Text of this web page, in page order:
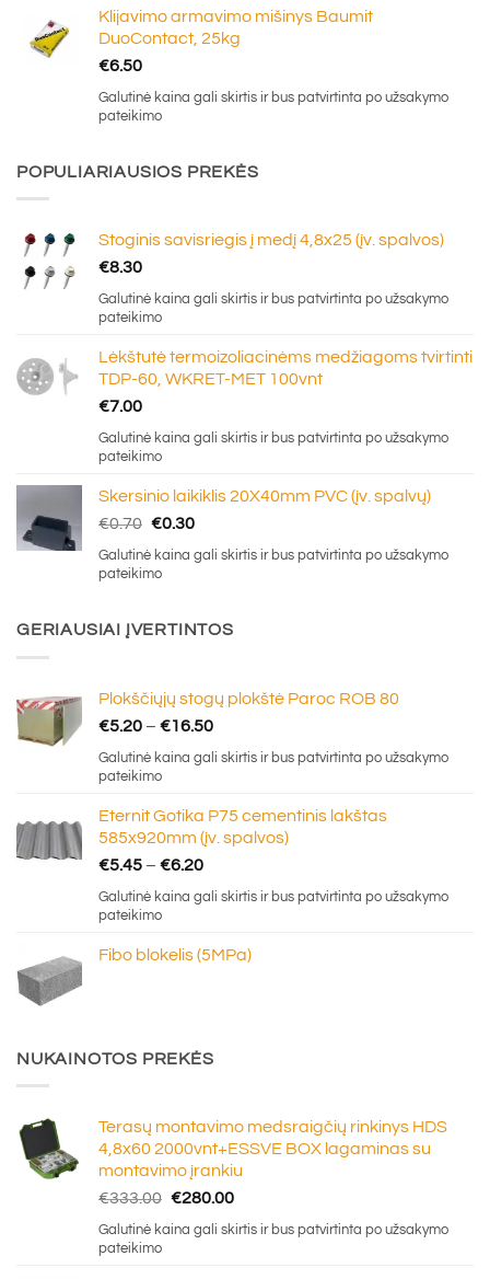
Klijavimo armavimo mišinys Baumit
DuoContact, 25kg
€6.50
Galutinė kaina gali skirtis ir bus patvirtinta po užsakymo
pateikimo
POPULIARIAUSIOS PREKĖS
Stoginis savisriegis į medį 4,8x25 (įv. spalvos)
€8.30
Galutinė kaina gali skirtis ir bus patvirtinta po užsakymo
pateikimo
Lėkštutė termoizoliacinėms medžiagoms tvirtinti
TDP-60, WKRET-MET 100vnt
€7.00
Galutinė kaina gali skirtis ir bus patvirtinta po užsakymo
pateikimo
Skersinio laikiklis 20X40mm PVC (įv. spalvų)
€0.70 Original
price
was:
€0.30Current
price
is:
Galutinė kaina gali skirtis ir bus patvirtinta po užsakymo
pateikimo
GERIAUSIAI ĮVERTINTOS
Plokščiųjų stogų plokštė Paroc ROB 80
€5.20 – €16.50Price
range:
€16.50
Galutinė kaina gali skirtis ir bus patvirtinta po užsakymo
pateikimo
Eternit Gotika P75 cementinis lakštas
585x920mm (įv. spalvos)
€5.45 – €6.20Price
range:
€6.20
Galutinė kaina gali skirtis ir bus patvirtinta po užsakymo
pateikimo
Fibo blokelis (5MPa)
NUKAINOTOS PREKĖS
Terasų montavimo medsraigčių rinkinys HDS
4,8x60 2000vnt+ESSVE BOX lagaminas su
montavimo įrankiu
€333.00 Original
price
was:
€280.00Current
price
Galutinė kaina gali skirtis ir bus patvirtinta po užsakymo
pateikimo